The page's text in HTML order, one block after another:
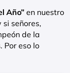
Año” en nuestro
si señores,
de la
. Por eso lo